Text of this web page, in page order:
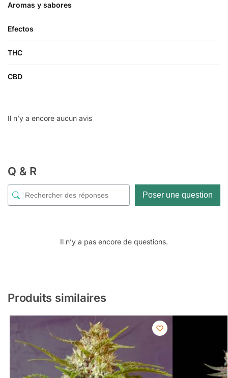
Aromas y sabores
Efectos
THC
CBD
Il n’y a encore aucun avis
Q & R
Poser une question
Il n’y a pas encore de questions.
Produits similaires